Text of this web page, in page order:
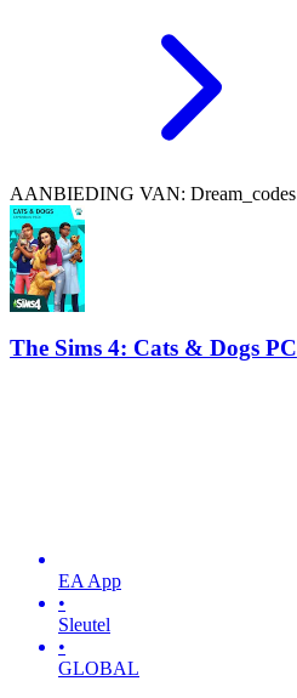
AANBIEDING VAN: Dream_codes
The Sims 4: Cats & Dogs PC
EA App
•
Sleutel
•
GLOBAL